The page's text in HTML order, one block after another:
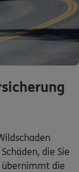
die Sie
übernimmt die